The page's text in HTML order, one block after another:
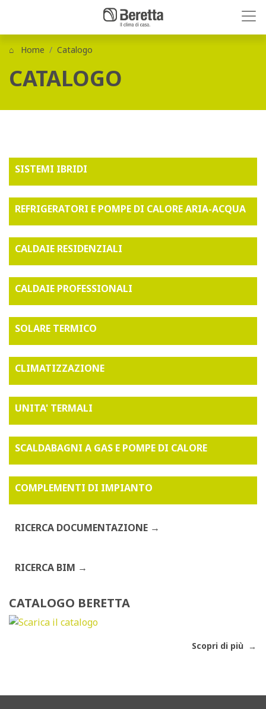
Home Catalogo
CATALOGO
SISTEMI IBRIDI
REFRIGERATORI E POMPE DI CALORE ARIA-ACQUA
CALDAIE RESIDENZIALI
CALDAIE PROFESSIONALI
SOLARE TERMICO
CLIMATIZZAZIONE
UNITA' TERMALI
SCALDABAGNI A GAS E POMPE DI CALORE
COMPLEMENTI DI IMPIANTO
RICERCA DOCUMENTAZIONE
RICERCA BIM
CATALOGO BERETTA
Scopri di più